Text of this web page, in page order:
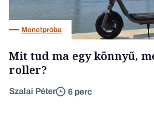
Menetpróba
Mit tud ma egy könnyű,
roller?
Szalai Péter 6 perc